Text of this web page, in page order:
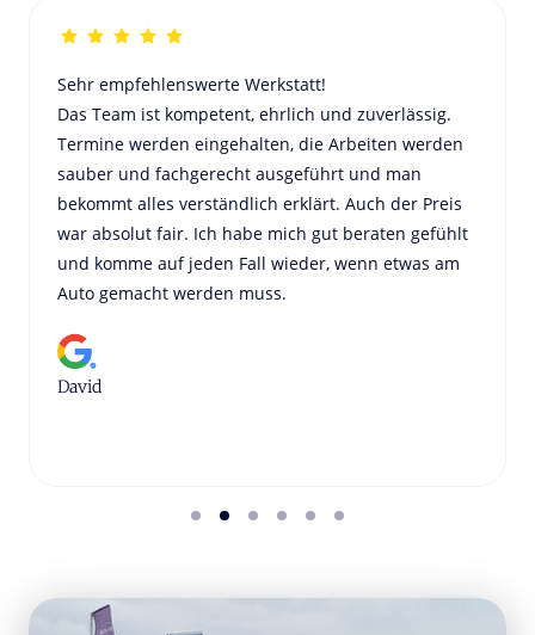
Sehr empfehlenswerte Werkstatt!
Das Team ist kompetent, ehrlich und zuverlässig.
Termine werden eingehalten, die Arbeiten werden
sauber und fachgerecht ausgeführt und man
bekommt alles verständlich erklärt. Auch der Preis
war absolut fair. Ich habe mich gut beraten gefühlt
und komme auf jeden Fall wieder, wenn etwas am
Auto gemacht werden muss.
David